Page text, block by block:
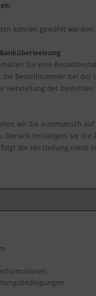
können gewählt werden:
Sie eine
Bestellnummer bei der
Herstellung der bestellten
wir Sie automatisch
Danach bestätigen Sie
die Herstellung meist